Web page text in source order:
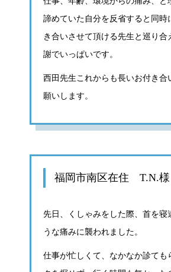
諦めていた自分を反省すると同時
き合いさせて頂ける先生と巡り合
謝でいっぱいです。
西田先生これからも長いお付き合
願いします。
福岡市南区在住 T.N.様
先日、くしゃみをした際、首を寝
うな痛みに襲われました。
仕事が忙しくて、なかなか診ても